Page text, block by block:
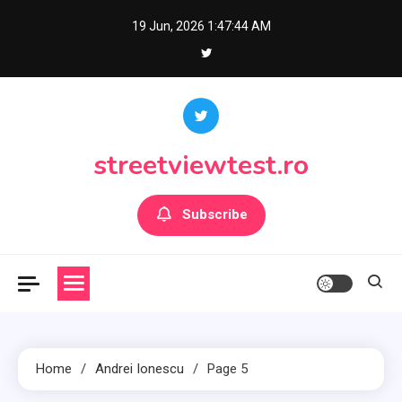
19 Jun, 2026 1:47:45 AM
streetviewtest.ro
Subscribe
Home Andrei Ionescu Page 5